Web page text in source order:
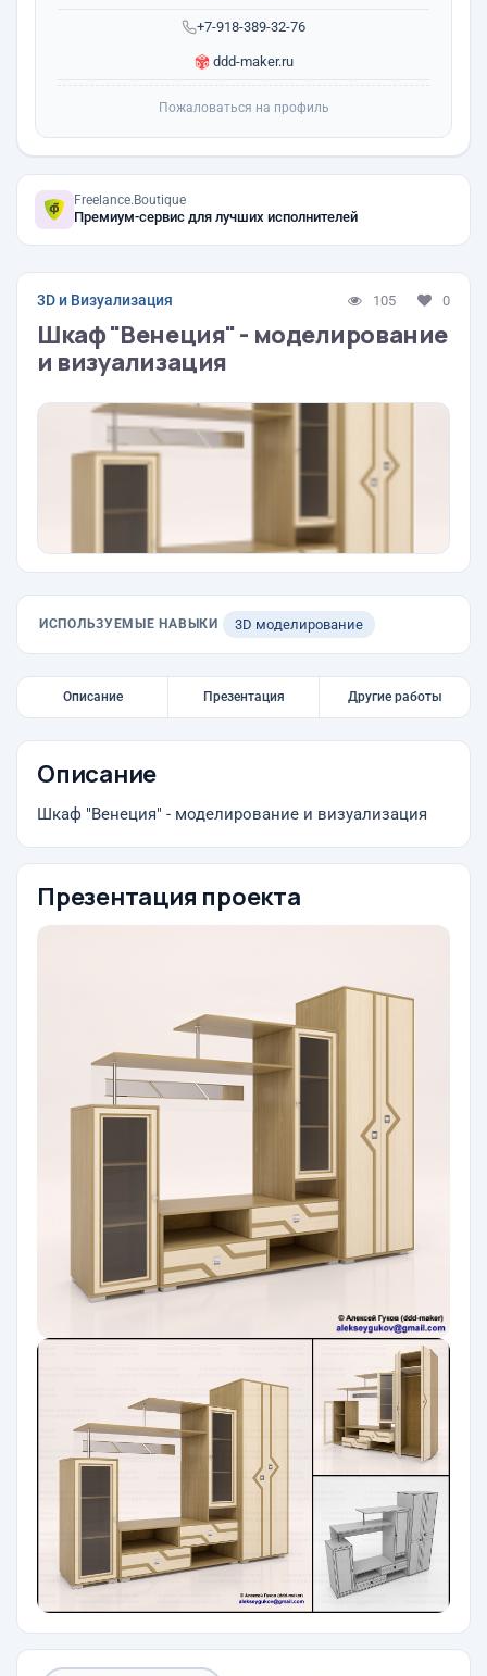
+7-918-389-32-76
ddd-maker.ru
Пожаловаться на профиль
Freelance.Boutique
Премиум-сервис для лучших исполнителей
3D и Визуализация 105 0
Шкаф "Венеция" - моделирование
и визуализация
ИСПОЛЬЗУЕМЫЕ НАВЫКИ 3D моделирование
Описание Презентация Другие работы
Описание
Шкаф "Венеция" - моделирование и визуализация
Презентация проекта